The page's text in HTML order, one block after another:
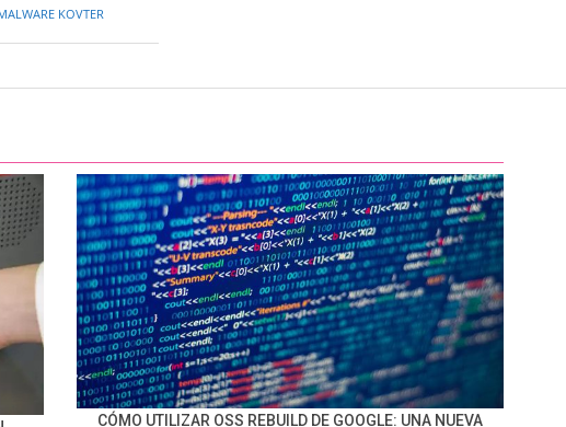
KOVTER
CÓMO UTILIZAR OSS REBUILD DE GOOGLE: UNA NUEVA